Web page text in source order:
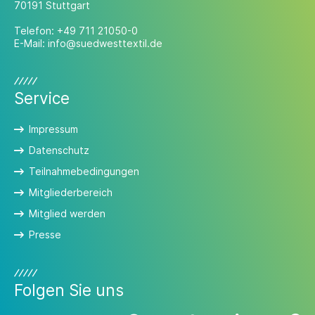
70191 Stuttgart
Telefon: +49 711 21050-0
E-Mail: info@suedwesttextil.de
Service
Impressum
Datenschutz
Teilnahmebedingungen
Mitgliederbereich
Mitglied werden
Presse
Folgen Sie uns